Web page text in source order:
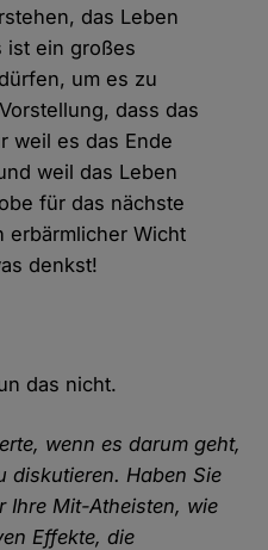
das Leben
ist ein großes
um es zu
dass das
weil es das Ende
weil das Leben
für das nächste
erbärmlicher Wicht
denkst!
das nicht.
wenn es darum geht,
diskutieren. Haben Sie
Ihre Mit-Atheisten, wie
Effekte, die